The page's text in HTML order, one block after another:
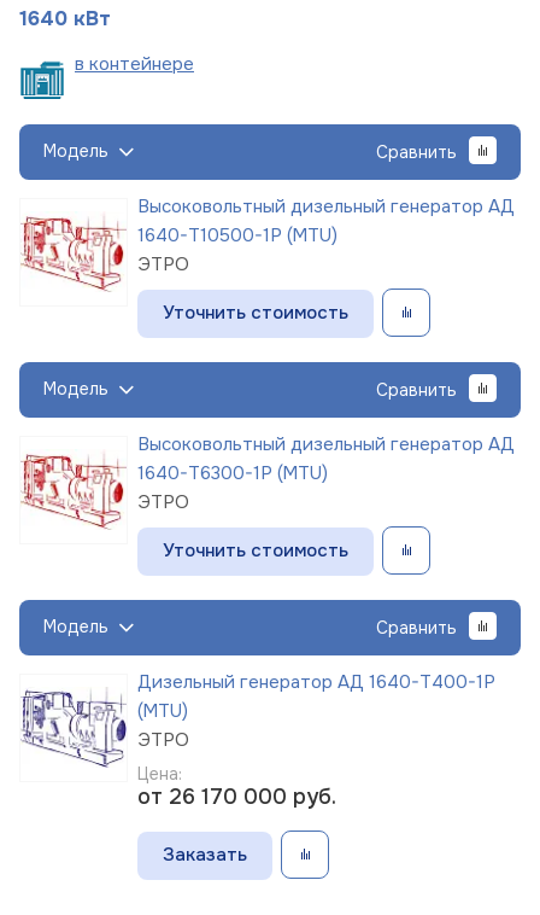
1640 кВт
в контейнере
Модель Сравнить
Высоковольтный дизельный генератор АД
1640-Т10500-1Р (MTU)
ЭТРО
Уточнить стоимость
Модель Сравнить
Высоковольтный дизельный генератор АД
1640-Т6300-1Р (MTU)
ЭТРО
Уточнить стоимость
Модель Сравнить
Дизельный генератор АД 1640-Т400-1Р
(MTU)
ЭТРО
Цена:
от 26 170 000 руб.
Заказать